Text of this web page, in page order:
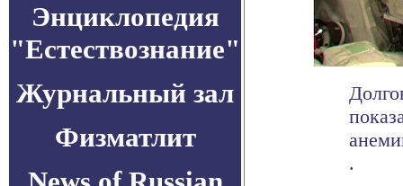
Энциклопедия
"Естествознание"
Журнальный зал
Физматлит
.